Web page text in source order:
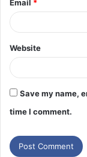
Email *
Website
Save my name,
time I comment.